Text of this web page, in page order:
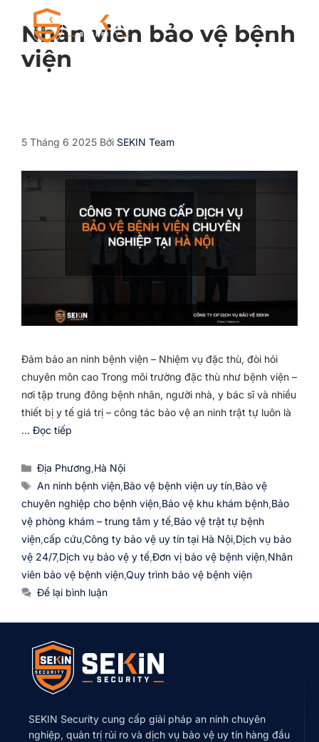
Nhân viên bảo vệ bệnh
viện
5 Tháng 6 2025 Bởi SEKIN Team
Đảm bảo an ninh bệnh viện – Nhiệm vụ đặc thù, đòi hỏi
chuyên môn cao Trong môi trường đặc thù như bệnh viện –
nơi tập trung đông bệnh nhân, người nhà, y bác sĩ và nhiều
thiết bị y tế giá trị – công tác bảo vệ an ninh trật tự luôn là
… Đọc tiếp
Danh
mục
Địa Phương,Hà Nội
Thẻ
An ninh bệnh viện,Bảo vệ bệnh viện uy tín,Bảo vệ
chuyên nghiệp cho bệnh viện,Bảo vệ khu khám bệnh,Bảo
vệ phòng khám – trung tâm y tế,Bảo vệ trật tự bệnh
viện,cấp cứu,Công ty bảo vệ uy tín tại Hà Nội,Dịch vụ bảo
vệ 24/7,Dịch vụ bảo vệ y tế,Đơn vị bảo vệ bệnh viện,Nhân
viên bảo vệ bệnh viện,Quy trình bảo vệ bệnh viện
Để lại bình luận
SEKIN Security cung cấp giải pháp an ninh chuyên
nghiệp, quản trị rủi ro và dịch vụ bảo vệ uy tín hàng đầu